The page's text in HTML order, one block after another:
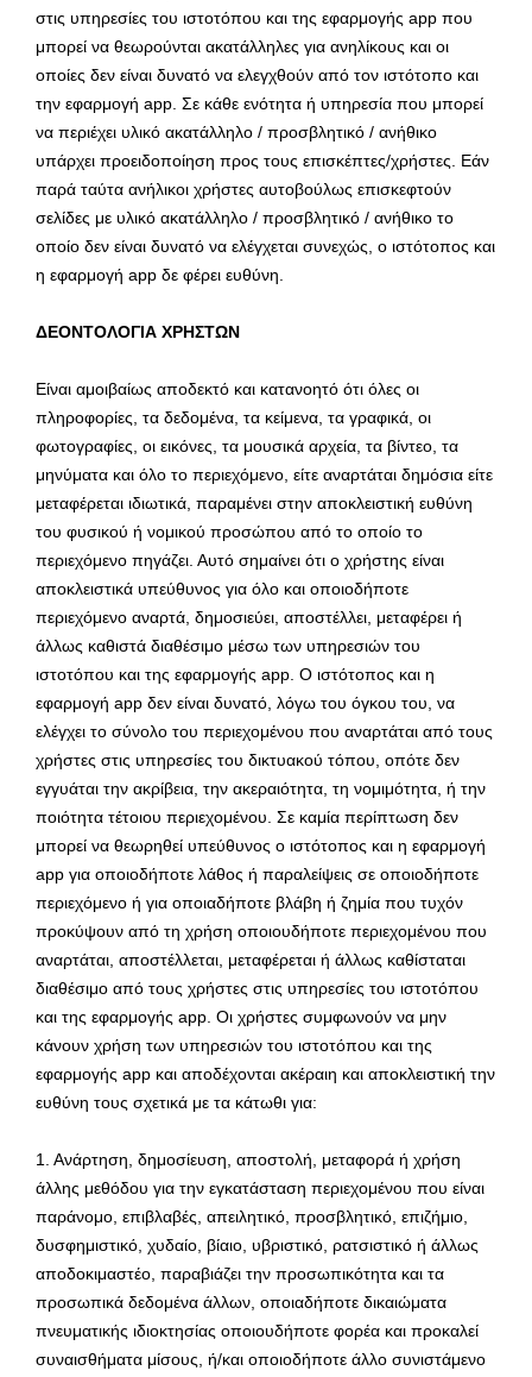
στις υπηρεσίες του ιστοτόπου και της εφαρμογής app που
μπορεί να θεωρούνται ακατάλληλες για ανηλίκους και οι
οποίες δεν είναι δυνατό να ελεγχθούν από τον ιστότοπο και
την εφαρμογή app. Σε κάθε ενότητα ή υπηρεσία που μπορεί
να περιέχει υλικό ακατάλληλο / προσβλητικό / ανήθικο
υπάρχει προειδοποίηση προς τους επισκέπτες/χρήστες. Εάν
παρά ταύτα ανήλικοι χρήστες αυτοβούλως επισκεφτούν
σελίδες με υλικό ακατάλληλο / προσβλητικό / ανήθικο το
οποίο δεν είναι δυνατό να ελέγχεται συνεχώς, ο ιστότοπος και
η εφαρμογή app δε φέρει ευθύνη.
ΔΕΟΝΤΟΛΟΓΙΑ ΧΡΗΣΤΩΝ
Είναι αμοιβαίως αποδεκτό και κατανοητό ότι όλες οι
πληροφορίες, τα δεδομένα, τα κείμενα, τα γραφικά, οι
φωτογραφίες, οι εικόνες, τα μουσικά αρχεία, τα βίντεο, τα
μηνύματα και όλο το περιεχόμενο, είτε αναρτάται δημόσια είτε
μεταφέρεται ιδιωτικά, παραμένει στην αποκλειστική ευθύνη
του φυσικού ή νομικού προσώπου από το οποίο το
περιεχόμενο πηγάζει. Αυτό σημαίνει ότι ο χρήστης είναι
αποκλειστικά υπεύθυνος για όλο και οποιοδήποτε
περιεχόμενο αναρτά, δημοσιεύει, αποστέλλει, μεταφέρει ή
άλλως καθιστά διαθέσιμο μέσω των υπηρεσιών του
ιστοτόπου και της εφαρμογής app. Ο ιστότοπος και η
εφαρμογή app δεν είναι δυνατό, λόγω του όγκου του, να
ελέγχει το σύνολο του περιεχομένου που αναρτάται από τους
χρήστες στις υπηρεσίες του δικτυακού τόπου, οπότε δεν
εγγυάται την ακρίβεια, την ακεραιότητα, τη νομιμότητα, ή την
ποιότητα τέτοιου περιεχομένου. Σε καμία περίπτωση δεν
μπορεί να θεωρηθεί υπεύθυνος ο ιστότοπος και η εφαρμογή
app για οποιοδήποτε λάθος ή παραλείψεις σε οποιοδήποτε
περιεχόμενο ή για οποιαδήποτε βλάβη ή ζημία που τυχόν
προκύψουν από τη χρήση οποιουδήποτε περιεχομένου που
αναρτάται, αποστέλλεται, μεταφέρεται ή άλλως καθίσταται
διαθέσιμο από τους χρήστες στις υπηρεσίες του ιστοτόπου
και της εφαρμογής app. Οι χρήστες συμφωνούν να μην
κάνουν χρήση των υπηρεσιών του ιστοτόπου και της
εφαρμογής app και αποδέχονται ακέραιη και αποκλειστική την
ευθύνη τους σχετικά με τα κάτωθι για:
1. Ανάρτηση, δημοσίευση, αποστολή, μεταφορά ή χρήση
άλλης μεθόδου για την εγκατάσταση περιεχομένου που είναι
παράνομο, επιβλαβές, απειλητικό, προσβλητικό, επιζήμιο,
δυσφημιστικό, χυδαίο, βίαιο, υβριστικό, ρατσιστικό ή άλλως
αποδοκιμαστέο, παραβιάζει την προσωπικότητα και τα
προσωπικά δεδομένα άλλων, οποιαδήποτε δικαιώματα
πνευματικής ιδιοκτησίας οποιουδήποτε φορέα και προκαλεί
συναισθήματα μίσους, ή/και οποιοδήποτε άλλο συνιστάμενο